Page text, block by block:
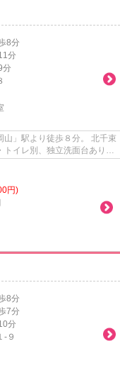
8分
分
分
」駅より徒歩８分。 北千束
トイレ別、独立洗面台あり。
円)
8分
7分
分
-９